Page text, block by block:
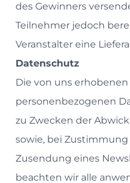
des Gewinners
Teilnehmer jedoch
Veranstalter eine
Datenschutz
Die von uns
personenbezogenen
zu Zwecken der
sowie, bei Zustimmung
Zusendung eines
beachten wir alle